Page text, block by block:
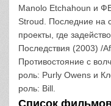
Manolo Etchahoun и
Stroud. Последние на
проекты, где
Последствия (2003) /
Противостояние с
роль: Purly Owens и
роль: Bill.
Список